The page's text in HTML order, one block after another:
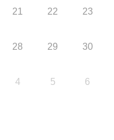
21 22 23
28 29 30
4 5 6